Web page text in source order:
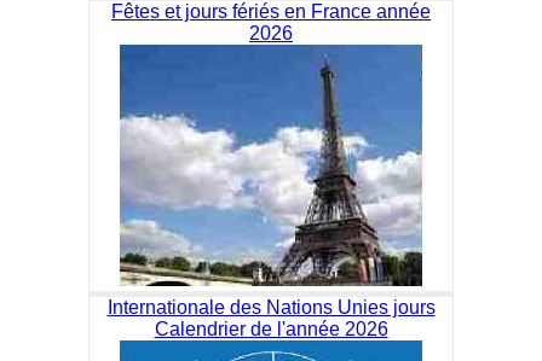
Fêtes et jours fériés en France année
2026
Internationale des Nations Unies jours
Calendrier de l'année 2026